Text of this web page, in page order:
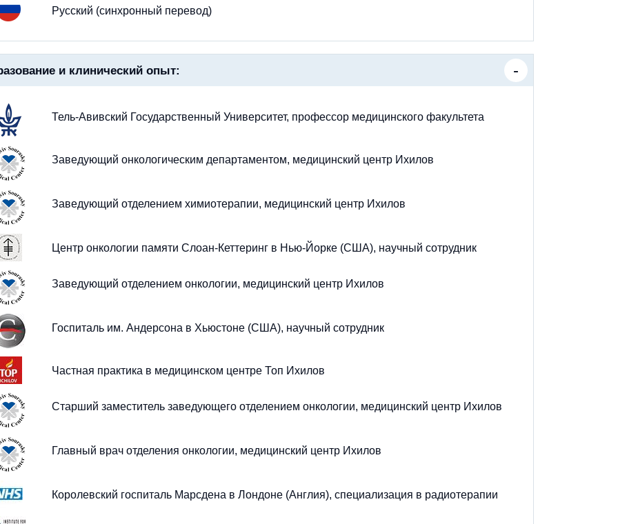
Русский (синхронный перевод)
и клинический опыт:
Тель-Авивский Государственный Университет, профессор медицинского факультета
Заведующий онкологическим департаментом, медицинский центр Ихилов
Заведующий отделением химиотерапии, медицинский центр Ихилов
Центр онкологии памяти Слоан-Кеттеринг в Нью-Йорке (США), научный сотрудник
Заведующий отделением онкологии, медицинский центр Ихилов
Госпиталь им. Андерсона в Хьюстоне (США), научный сотрудник
Частная практика в медицинском центре Топ Ихилов
Старший заместитель заведующего отделением онкологии, медицинский центр Ихилов
Главный врач отделения онкологии, медицинский центр Ихилов
Королевский госпиталь Марсдена в Лондоне (Англия), специализация в радиотерапии